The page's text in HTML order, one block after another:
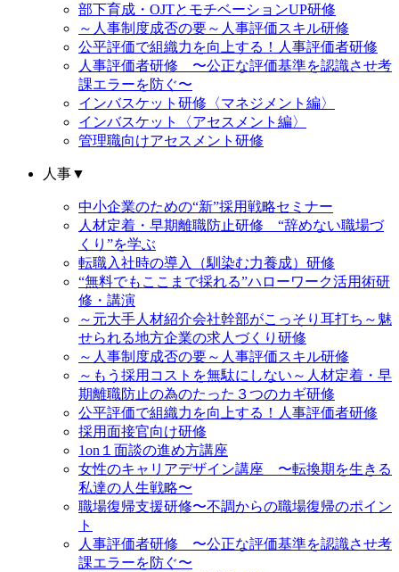
部下育成・OJTとモチベーションUP研修
～人事制度成否の要～人事評価スキル研修
公平評価で組織力を向上する！人事評価者研修
人事評価者研修 〜公正な評価基準を認識させ考
課エラーを防ぐ〜
インバスケット研修〈マネジメント編〉
インバスケット〈アセスメント編〉
管理職向けアセスメント研修
人事▼
中小企業のための“新”採用戦略セミナー
人材定着・早期離職防止研修 “辞めない職場づ
くり”を学ぶ
転職入社時の導入（馴染む力養成）研修
“無料でもここまで採れる”ハローワーク活用術研
修・講演
～元大手人材紹介会社幹部がこっそり耳打ち～魅
せられる地方企業の求人づくり研修
～人事制度成否の要～人事評価スキル研修
～もう採用コストを無駄にしない～人材定着・早
期離職防止の為のたった３つのカギ研修
公平評価で組織力を向上する！人事評価者研修
採用面接官向け研修
1on１面談の進め方講座
女性のキャリアデザイン講座 〜転換期を生きる
私達の人生戦略〜
職場復帰支援研修〜不調からの職場復帰のポイン
ト
人事評価者研修 〜公正な評価基準を認識させ考
課エラーを防ぐ〜